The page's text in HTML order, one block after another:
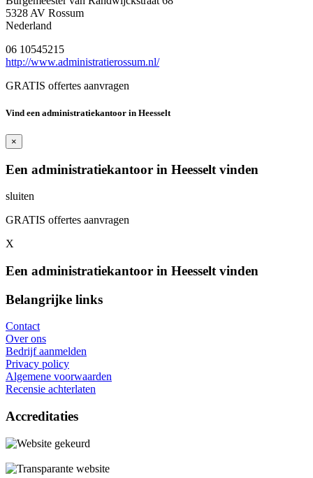
5328 AV Rossum
Nederland
06 10545215
http://www.administratierossum.nl/
GRATIS offertes aanvragen
Vind een administratiekantoor in Heesselt
×
Een administratiekantoor in Heesselt vinden
sluiten
GRATIS offertes aanvragen
X
Een administratiekantoor in Heesselt vinden
Belangrijke links
Contact
Over ons
Bedrijf aanmelden
Privacy policy
Algemene voorwaarden
Recensie achterlaten
Accreditaties